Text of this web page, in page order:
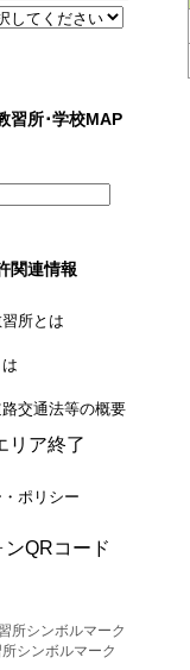
習所･学校MAP
関連情報
所とは
交通法等の概要
ポリシー
シンボルマーク